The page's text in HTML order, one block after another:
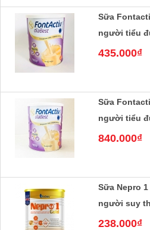
người tiểu
435.000₫
người tiểu
840.000₫
Sữa Nepro
người suy
238.000₫